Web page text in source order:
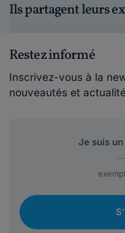
Ils partagent leurs
Restez informé
Inscrivez-vous à la
nouveautés et